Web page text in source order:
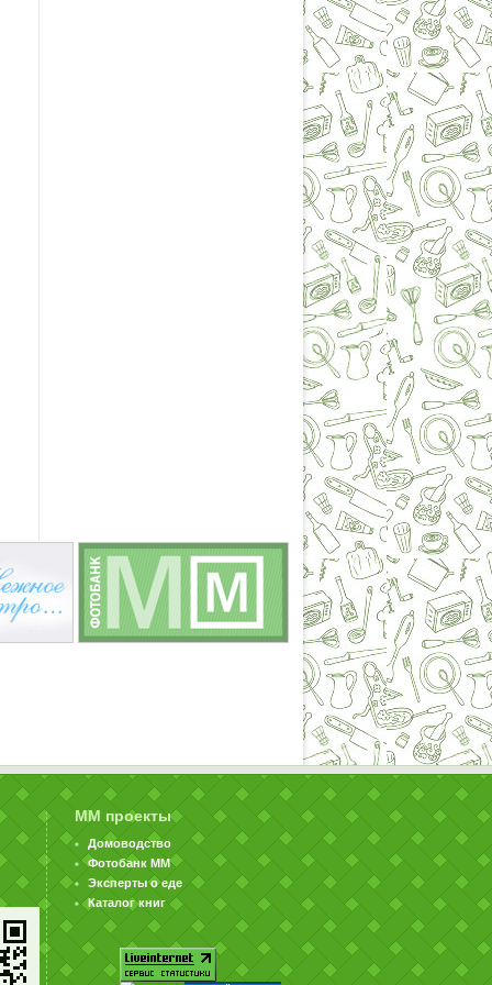
ММ проекты
Домоводство
Фотобанк ММ
Эксперты о еде
Каталог книг